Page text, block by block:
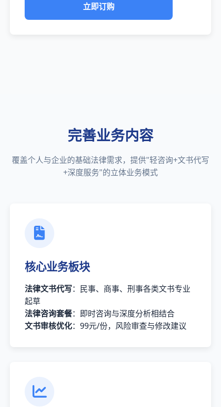
立即订购
完善业务内容
覆盖个人与企业的基础法律需求，提供"轻咨询+文书代写
+深度服务"的立体业务模式
核心业务板块
法律文书代写：民事、商事、刑事各类文书专业
起草
法律咨询套餐：即时咨询与深度分析相结合
文书审核优化：99元/份，风险审查与修改建议